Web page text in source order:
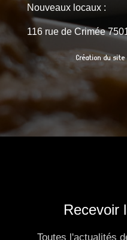
Nouveaux locaux :
116 rue de Crimée
Création du
Recevoir
Toutes l'actualités